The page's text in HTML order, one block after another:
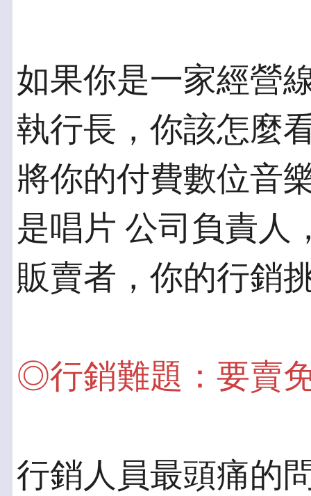
如果你是一家經營
執行長，你該怎麼
將你的付費數位音
是唱片 公司負責人
販賣者，你的行銷
◎行銷難題：要賣
行銷人員最頭痛的